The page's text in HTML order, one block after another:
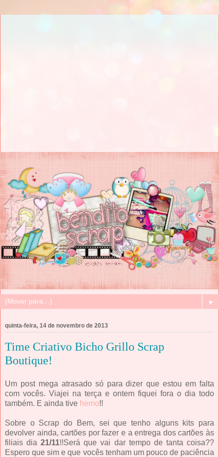
▼
quinta-feira, 14 de novembro de 2013
Time Criativo Bicho Grillo Scrap
Boutique!
Um post mega atrasado só para dizer que estou em falta
com vocês. Viajei na terça e ontem fiquei fora o dia todo
também. E ainda tive hemo!!
Sobre o Scrap do Bem, sei que tenho alguns kits para
devolver ainda, cartões por fazer e a entrega dos cartões às
filiais dia21/11!!Será que vai dar tempo de tanta coisa??
Espero que sim e que vocês tenham um pouco de paciência